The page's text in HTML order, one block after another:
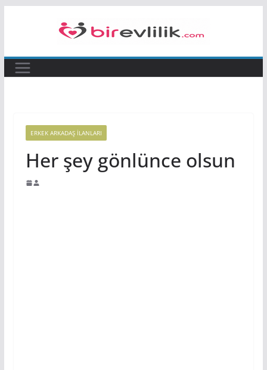
ERKEK ARKADAŞ ILANLARI
Her şey gönlünce olsun